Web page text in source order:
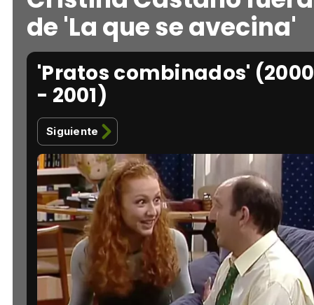
de 'La que se avecina'
'Pratos combinados' (2000
- 2001)
Siguiente